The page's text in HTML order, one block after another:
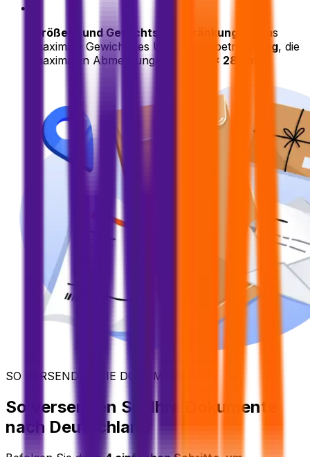
Größen- und Gewichtsbeschränkungen
: Das
maximale Gewicht des Umschlags beträgt
2 kg, die
maximalen Abmessungen sind
35 x 28 cm
SO VERSENDEN SIE DOKUMENTE
So versenden Sie Ihre Dokumente
nach Deutschland